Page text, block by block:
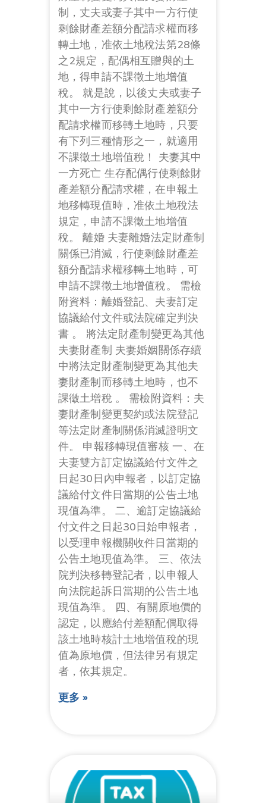
制，丈夫或妻子其中一方行使
剩餘財產差額分配請求權而移
轉土地，准依土地稅法第28條
之2規定，配偶相互贈與的土
地，得申請不課徵土地增值
稅。 就是說，以後丈夫或妻子
其中一方行使剩餘財產差額分
配請求權而移轉土地時，只要
有下列三種情形之一，就適用
不課徵土地增值稅！ 夫妻其中
一方死亡 生存配偶行使剩餘財
產差額分配請求權，在申報土
地移轉現值時，准依土地稅法
規定，申請不課徵土地增值
稅。 離婚 夫妻離婚法定財產制
關係已消滅，行使剩餘財產差
額分配請求權移轉土地時，可
申請不課徵土地增值稅。 需檢
附資料：離婚登記、夫妻訂定
協議給付文件或法院確定判決
書 。 將法定財產制變更為其他
夫妻財產制 夫妻婚姻關係存續
中將法定財產制變更為其他夫
妻財產制而移轉土地時，也不
課徵土增稅 。 需檢附資料：夫
妻財產制變更契約或法院登記
等法定財產制關係消滅證明文
件。 申報移轉現值審核 一、在
夫妻雙方訂定協議給付文件之
日起30日內申報者，以訂定協
議給付文件日當期的公告土地
現值為準。 二、逾訂定協議給
付文件之日起30日始申報者，
以受理申報機關收件日當期的
公告土地現值為準。 三、依法
院判決移轉登記者，以申報人
向法院起訴日當期的公告土地
現值為準。 四、有關原地價的
認定，以應給付差額配偶取得
該土地時核計土地增值稅的現
值為原地價，但法律另有規定
者，依其規定。
更多 »